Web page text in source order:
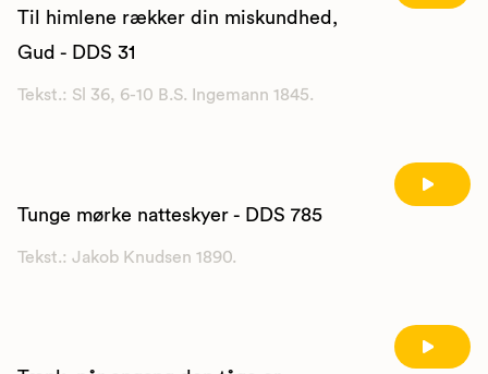
Til himlene rækker din miskundhed,
Gud - DDS 31
Tekst.: Sl 36, 6-10 B.S. Ingemann 1845.
Tunge mørke natteskyer - DDS 785
Tekst.: Jakob Knudsen 1890.